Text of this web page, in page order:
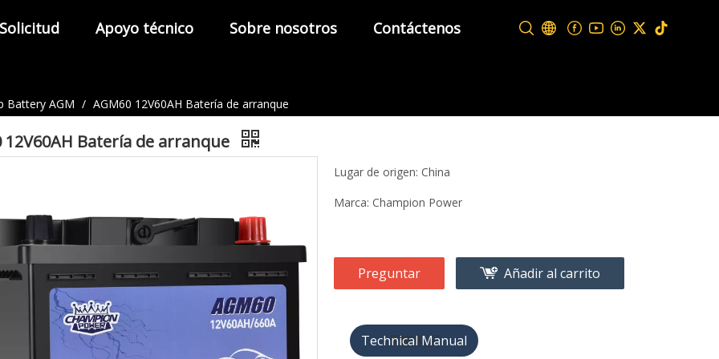
Apoyo técnico Sobre nosotros Contáctenos
Battery AGM / AGM60 12V60AH Batería de arranque
12V60AH Batería de arranque
Lugar de origen: China
Marca: Champion Power
Preguntar Añadir al carrito
天猫购买